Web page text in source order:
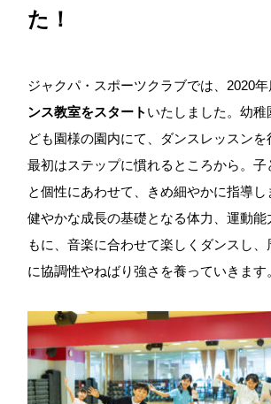
た！
ジャクパ・スポーツクラブでは、2020年
ンス教室をスタート いたしました。幼稚
ども園様の園内にて、ダンスレッスンを
最初はステップに慣れるところから。
と個性にあわせて、きめ細やかに指導し
健やかな成長の基礎となる体力、運動能
もに、音楽に合わせて楽しくダンスし
に協調性やねばり強さを養っていきます